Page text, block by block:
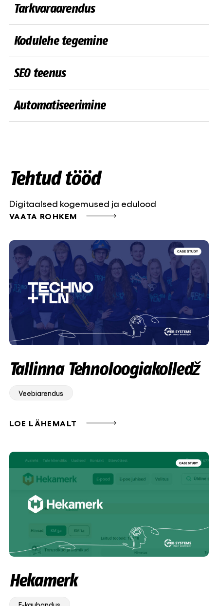
Tarkvaraarendus
Kodulehe tegemine
SEO teenus
Automatiseerimine
Tehtud tööd
Digitaalsed kogemused ja edulood
VAATA ROHKEM
Tallinna Tehnoloogiakolledž
Veebiarendus
LOE LÄHEMALT
Hekamerk